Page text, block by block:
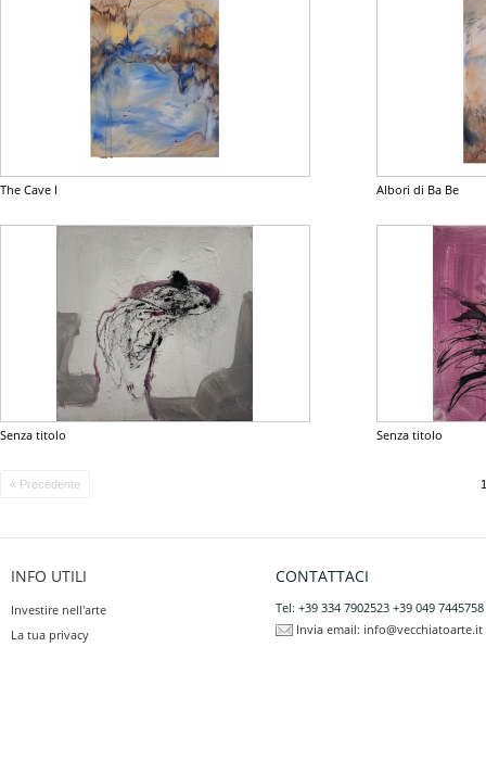
The Cave I Albori di Ba Be
Senza titolo Senza titolo
« Precedente 1
INFO UTILI
Investire nell'arte
La tua privacy
CONTATTACI
Tel: +39 334 7902523 +39 049 7445758
Invia email: info@vecchiatoarte.it